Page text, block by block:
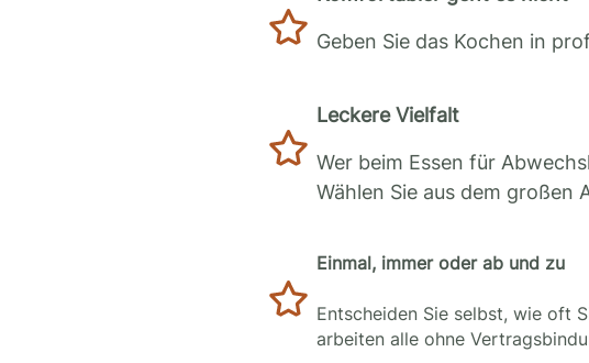
Geben Sie das Kochen in
Leckere Vielfalt
Wer beim Essen für
Wählen Sie aus dem großen
Einmal, immer oder ab und zu
Entscheiden Sie selbst, wie oft
arbeiten alle ohne